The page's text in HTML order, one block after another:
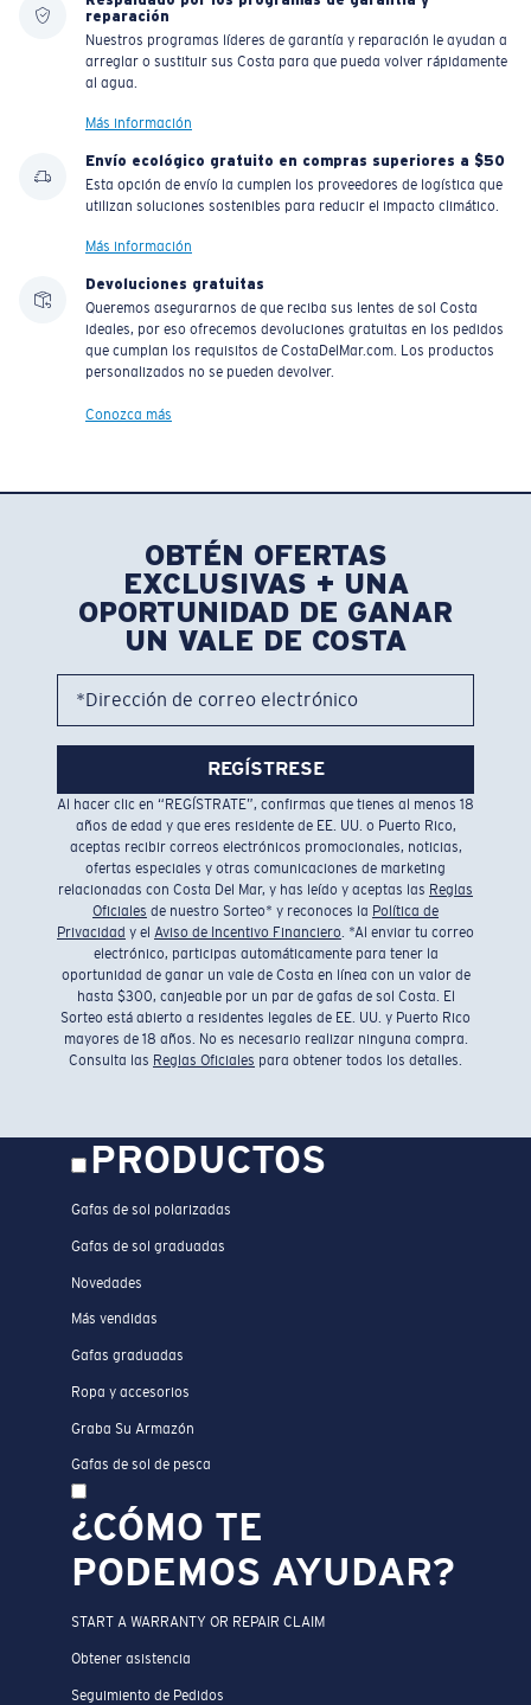
reparación
Nuestros programas líderes de garantía y reparación le ayudan a
arreglar o sustituir sus Costa para que pueda volver rápidamente
al agua.
Más información
Envío ecológico gratuito en compras superiores a $50
Esta opción de envío la cumplen los proveedores de logística que
utilizan soluciones sostenibles para reducir el impacto climático.
Más información
Devoluciones gratuitas
Queremos asegurarnos de que reciba sus lentes de sol Costa
ideales, por eso ofrecemos devoluciones gratuitas en los pedidos
que cumplan los requisitos de CostaDelMar.com. Los productos
personalizados no se pueden devolver.
Conozca más
OBTÉN OFERTAS
EXCLUSIVAS + UNA
OPORTUNIDAD DE GANAR
UN VALE DE COSTA
*Dirección de correo electrónico
REGÍSTRESE
Al hacer clic en “REGÍSTRATE”, confirmas que tienes al menos 18
años de edad y que eres residente de EE. UU. o Puerto Rico,
aceptas recibir correos electrónicos promocionales, noticias,
ofertas especiales y otras comunicaciones de marketing
relacionadas con Costa Del Mar, y has leído y aceptas las Reglas
Oficiales de nuestro Sorteo* y reconoces la Política de
Privacidad y el Aviso de Incentivo Financiero . *Al enviar tu correo
electrónico, participas automáticamente para tener la
oportunidad de ganar un vale de Costa en línea con un valor de
hasta $300, canjeable por un par de gafas de sol Costa. El
Sorteo está abierto a residentes legales de EE. UU. y Puerto Rico
mayores de 18 años. No es necesario realizar ninguna compra.
Consulta las Reglas Oficiales para obtener todos los detalles.
PRODUCTOS
Gafas de sol polarizadas
Gafas de sol graduadas
Novedades
Más vendidas
Gafas graduadas
Ropa y accesorios
Graba Su Armazón
Gafas de sol de pesca
¿CÓMO TE
PODEMOS AYUDAR?
START A WARRANTY OR REPAIR CLAIM
Obtener asistencia
Seguimiento de Pedidos